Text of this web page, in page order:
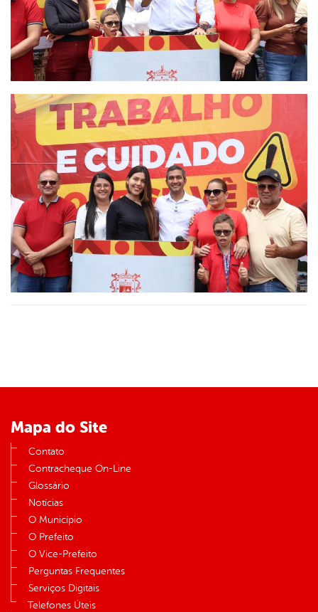
Mapa do Site
Contato
Contracheque On-Line
Glossário
Notícias
O Município
O Prefeito
O Vice-Prefeito
Perguntas Frequentes
Serviços Digitais
Telefones Úteis